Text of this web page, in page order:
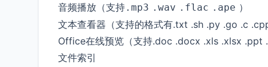
音频播放（支持.mp3 .wav .flac .ape ）
文本查看器（支持的格式有.txt .sh .py .go .c
Office在线预览（支持.doc .docx .xls .xlsx .ppt
文件索引